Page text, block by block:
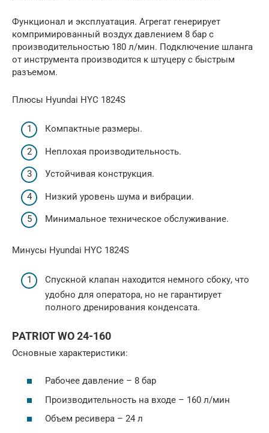
Функционал и эксплуатация. Агрегат генерирует
компримированный воздух давлением 8 бар с
производительностью 180 л/мин. Подключение шланга
от инструмента производится к штуцеру с быстрым
разъемом.
Плюсы Hyundai HYC 1824S
Компактные размеры.
Неплохая производительность.
Устойчивая конструкция.
Низкий уровень шума и вибрации.
Минимальное техническое обслуживание.
Минусы Hyundai HYC 1824S
Спускной клапан находится немного сбоку, что
удобно для оператора, но не гарантирует
полного дренирования конденсата.
PATRIOT WO 24-160
Основные характеристики:
Рабочее давление – 8 бар
Производительность на входе – 160 л/мин
Объем ресивера – 24 л